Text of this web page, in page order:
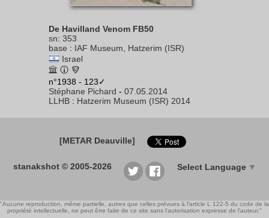
De Havilland Venom FB50
sn: 353
base : IAF Museum, Hatzerim (ISR)
Israel
n°1938 - 123✓
Stéphane Pichard - 07.05.2014
LLHB : Hatzerim Museum (ISR) 2014
[METAR Deauville]
stanakshot © 2005-2026 Select Language ▼
"Aucune reproduction, même partielle, autres que celles prévues à l'article L 122-5 du code de la
propriété intellectuelle, ne peut être faite de ce site sans l'autorisation expresse de l'auteur."